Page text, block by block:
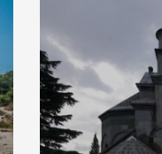
називаються
виробляє
легке біле і дуже